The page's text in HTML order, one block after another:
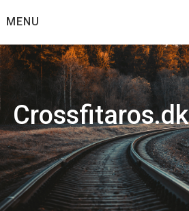
toMENU
Crossfitaros.dk